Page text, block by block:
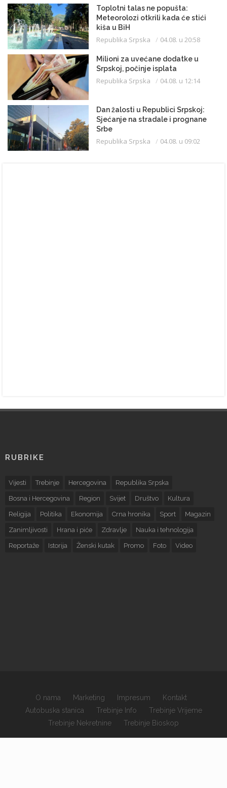
Toplotni talas ne popušta:
Meteorolozi otkrili kada će stići
kiša u BiH
Republika Srpska 04.08. u 20:58
Milioni za uvećane dodatke u
Srpskoj, počinje isplata
Republika Srpska 04.08. u 12:14
Dan žalosti u Republici Srpskoj:
Sjećanje na stradale i prognane
Srbe
Republika Srpska 04.08. u 09:02
×
RUBRIKE
Vijesti Trebinje Hercegovina Republika Srpska
Bosna i Hercegovina Region Svijet Društvo Kultura
Religija Politika Ekonomija Crna hronika Sport Magazin
Zanimljivosti Hrana i piće Zdravlje Nauka i tehnologija
Reportaže Istorija Ženski kutak Promo Foto Video
O nama Marketing Impresum
Kontakt
Autobuska stanica
Trebinje Info
Trebinje Vrijeme
Trebinje Nekretnine
Trebinje Bioskop